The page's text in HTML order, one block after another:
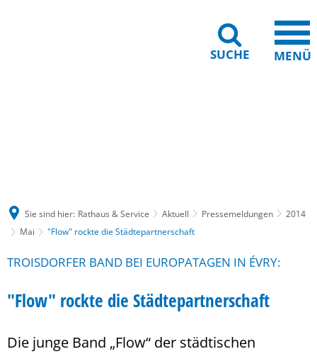
SUCHE MENÜ
Sie sind hier: Rathaus & Service Aktuell Pressemeldungen
2014
Mai
"Flow" rockte die Städtepartnerschaft
TROISDORFER BAND BEI EUROPATAGEN IN ÉVRY:
"Flow" rockte die Städtepartnerschaft
Die junge Band „Flow“ der städtischen